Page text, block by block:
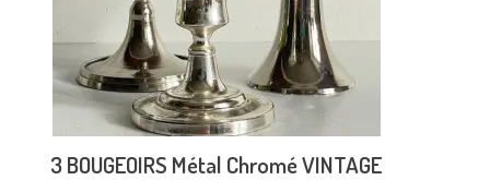
3 BOUGEOIRS Métal Chromé VINTAGE